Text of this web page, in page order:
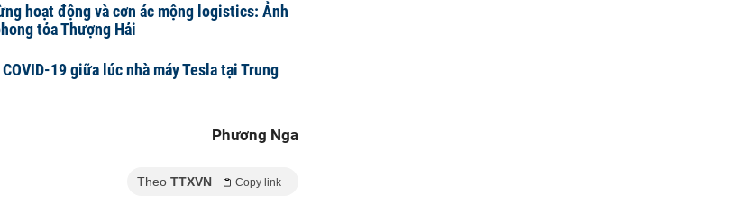
hoạt động và cơn ác mộng logistics: Ảnh
tỏa Thượng Hải
19 giữa lúc nhà máy Tesla tại Trung
Phương Nga
Theo TTXVN Copy link